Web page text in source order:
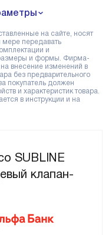
SUBLINE
клапан-
на сайте, носят
мере передавать
и
размеры и формы. Фирма-
внесение изменений в
без предварительного
покупатель должен
и характеристик товара.
в инструкции и на